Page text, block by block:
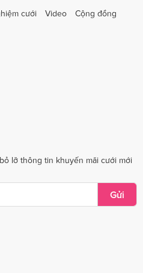
cưới Video Cộng đồng
lỡ thông tin khuyến mãi cưới mới
Gửi